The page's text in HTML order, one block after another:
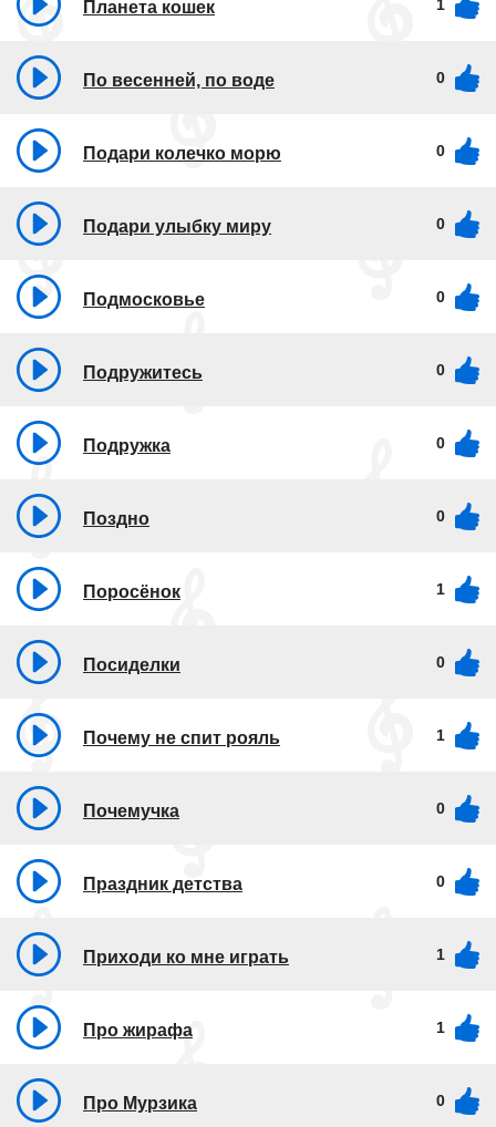
Планета кошек 1
По весенней, по воде 0
Подари колечко морю 0
Подари улыбку миру 0
Подмосковье 0
Подружитесь 0
Подружка 0
Поздно 0
Поросёнок 1
Посиделки 0
Почему не спит рояль 1
Почемучка 0
Праздник детства 0
Приходи ко мне играть 1
Про жирафа 1
Про Мурзика 0